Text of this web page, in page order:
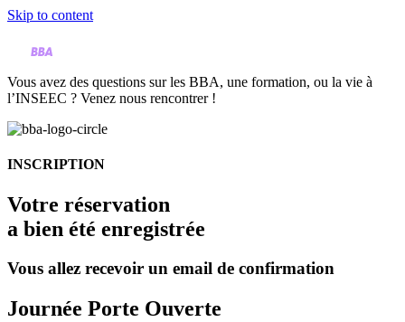
Skip to content
Vous avez des questions sur les BBA, une formation, ou la vie à
l’INSEEC ? Venez nous rencontrer !
INSCRIPTION
Votre réservation
a bien été enregistrée
Vous allez recevoir un email de confirmation
Journée Porte Ouverte